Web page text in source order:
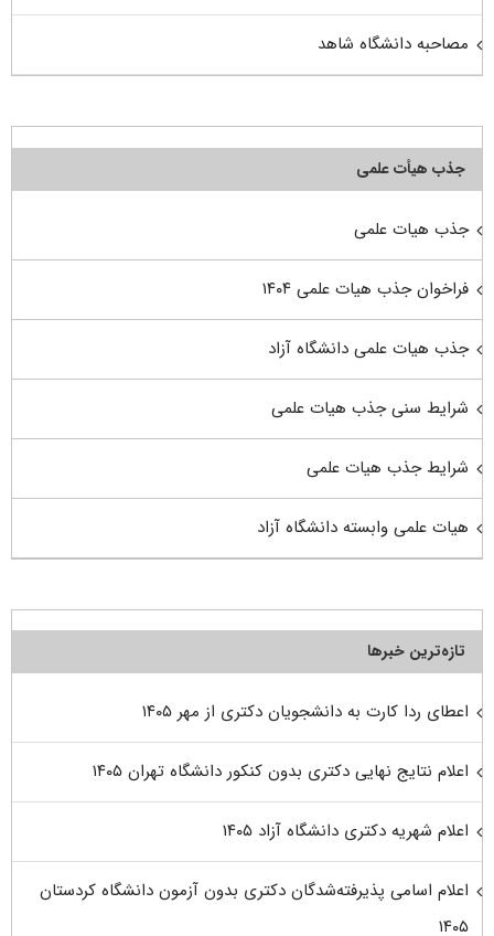
مصاحبه دانشگاه شاهد
جذب هیأت علمی
جذب هیات علمی
فراخوان جذب هیات علمی ۱۴۰۴
جذب هیات علمی دانشگاه آزاد
شرایط سنی جذب هیات علمی
شرایط جذب هیات علمی
هیات علمی وابسته دانشگاه آزاد
تازه‌ترین خبرها
اعطای ردا کارت به دانشجویان دکتری از مهر ۱۴۰۵
اعلام نتایج نهایی دکتری بدون کنکور دانشگاه تهران ۱۴۰۵
اعلام شهریه دکتری دانشگاه آزاد ۱۴۰۵
اعلام اسامی پذیرفته‌شدگان دکتری بدون آزمون دانشگاه کردستان
۱۴۰۵